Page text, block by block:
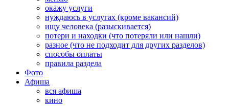
окажу услуги
нуждаюсь в услугах (кроме вакансий)
ищу человека (разыскивается)
потери и находки (что потеряли или нашли)
разное (что не подходит для других разделов)
способы оплаты
правила раздела
Фото
Афиша
вся афиша
кино